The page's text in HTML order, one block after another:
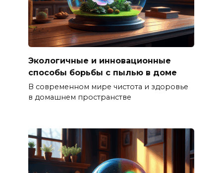
Экологичные и инновационные
способы борьбы с пылью в доме
В современном мире чистота и здоровье
в домашнем пространстве